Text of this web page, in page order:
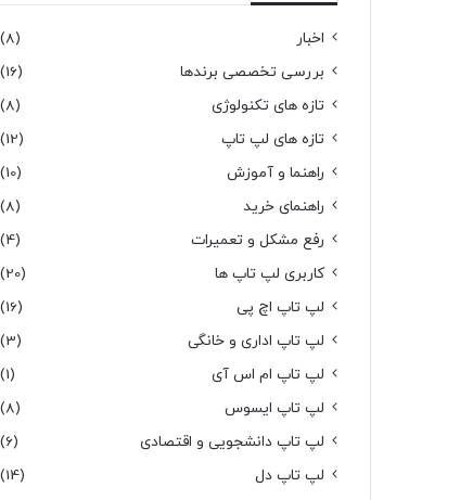
اخبار
(8)
بررسی تخصصی برندها
(16)
تازه های تکنولوژی
(8)
تازه های لپ تاپ
(12)
راهنما و آموزش
(10)
راهنمای خرید
(8)
رفع مشکل و تعمیرات
(4)
کاربری لپ تاپ ها
(20)
لپ تاپ اچ پی
(16)
لپ تاپ اداری و خانگی
(3)
لپ تاپ ام اس آی
(1)
لپ تاپ ایسوس
(8)
لپ تاپ دانشجویی و اقتصادی
(6)
لپ تاپ دل
(14)